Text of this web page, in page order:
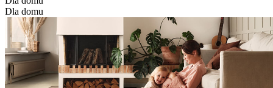
Dla domu